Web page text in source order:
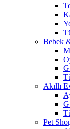
Bebek
Akıllı
Pet